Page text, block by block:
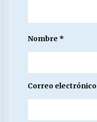
Nombre *
Correo electrónico